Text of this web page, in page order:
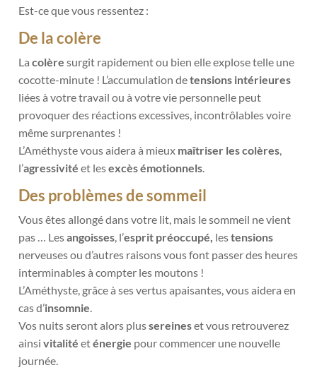
Est-ce que vous ressentez :
De la colère
La colère surgit rapidement ou bien elle explose telle une
cocotte-minute ! L’accumulation detensions intérieures
liées à votre travail ou à votre vie personnelle peut
provoquer des réactions excessives, incontrôlables voire
même surprenantes !
L’Améthyste vous aidera à mieux maîtriser les colères
l’agressivité et lesexcès émotionnels
Des problèmes de sommeil
Vous êtes allongé dans votre lit, mais le sommeil ne vient
pas … Lesangoisses , l’esprit préoccupé, lestensions
nerveuses ou d’autres raisons vous font passer des heures
interminables à compter les moutons !
L’Améthyste, grâce à ses vertus apaisantes, vous aidera en
cas d’insomnie
Vos nuits seront alors plussereineset vous retrouverez
ainsivitalitéeténergie pour commencer une nouvelle
journée.